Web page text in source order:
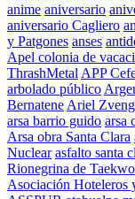
anime aniversario
aniversario Cagliero
y Patgones anses
Apel colonia de
ThrashMetal APP
arbolado público
Bernatene Ariel
arsa barrio guido arsa
Arsa obra Santa Clara
Nuclear asfalto santa
Rionegrina de
Asociación Hoteleros